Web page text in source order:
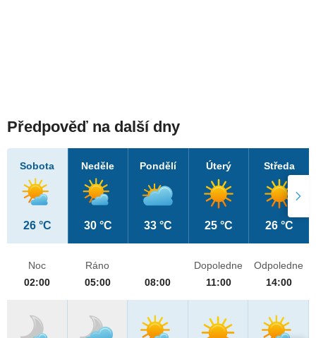
Předpověď na další dny
Sobota
26 °C
Neděle
30 °C
Pondělí
33 °C
Úterý
25 °C
Středa
26 °C
Noc
02:00
Ráno
05:00
08:00
Dopoledne
11:00
Odpoledne
14:00